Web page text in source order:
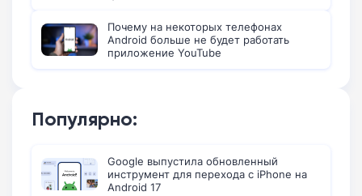
Почему на некоторых телефонах
Android больше не будет работать
приложение YouTube
Популярно:
Google выпустила обновленный
инструмент для перехода с iPhone на
Android 17